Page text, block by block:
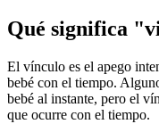
Qué significa
El vínculo es el apego
bebé con el tiempo.
bebé al instante, pero el
que ocurre con el tiempo.